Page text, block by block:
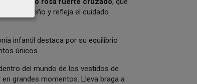
al diseño y refleja el cuidado
infantil destaca por su equilibrio
únicos.
del mundo de los vestidos de
grandes momentos. Lleva braga a